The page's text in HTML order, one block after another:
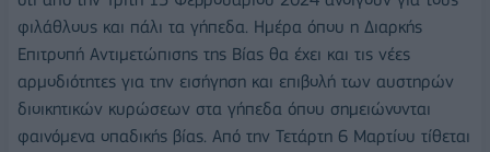
φιλάθλους και πάλι τα γήπεδα. Ημέρα όπου η Διαρκής
Επιτροπή Αντιμετώπισης της Βίας θα έχει και τις νέες
αρμοδιότητες για την εισήγηση και επιβολή των αυστηρών
διοικητικών κυρώσεων στα γήπεδα όπου σημειώνονται
φαινόμενα οπαδικής βίας. Από την Τετάρτη 6 Μαρτίου τίθεται